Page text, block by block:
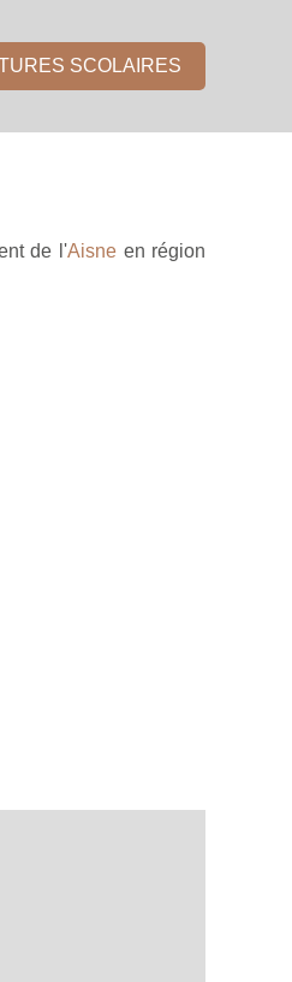
SCOLAIRES
de l'Aisne en région